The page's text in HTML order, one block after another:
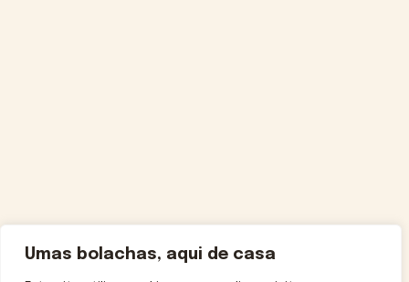
Umas bolachas, aqui de casa